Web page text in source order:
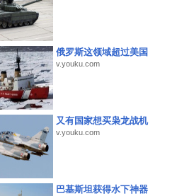
俄罗斯这领域超过美国
v.youku.com
又有国家想买枭龙战机
v.youku.com
巴基斯坦获得水下神器